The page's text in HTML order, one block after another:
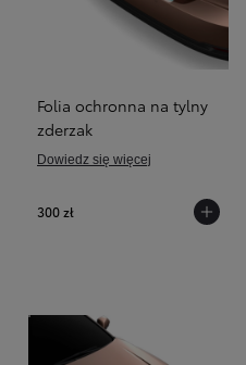
Folia ochronna na tylny
zderzak
Dowiedz się więcej
300 zł